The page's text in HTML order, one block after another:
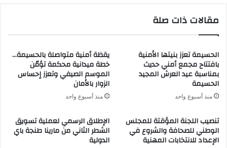
مقالات ذات صلة
الحسيمة تعزز بنيتها الأمنية
بافتتاح مجمع أمني حديث
بمناسبة عيد العرش المجيد
الحسيمة
منذ أسبوع واحد
يقظة أمنية متواصلة بالحسيمة…
خطة ميدانية محكمة تؤمّن
الموسم الصيفي وتعزز إحساس
الزوار بالأمان
منذ أسبوع واحد
تنصيب اللجنة المؤقتة للمجلس
الوطني للصحافة والشروع في
الإعداد للانتخابات المهنية
الإطلاق الرسمي لعملية تسويق
الشطر الثاني من مارينا طنجة باي
الدولية